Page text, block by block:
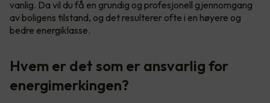
vanlig. Da vil du få en grundig og profesjonell gjennomgang
av boligens tilstand, og det resulterer ofte i en høyere og
bedre energiklasse.
Hvem er det som er ansvarlig for
energimerkingen?